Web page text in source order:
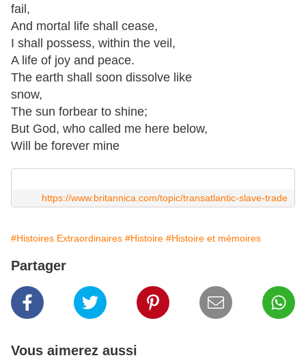
fail,
And mortal life shall cease,
I shall possess, within the veil,
A life of joy and peace.
The earth shall soon dissolve like
snow,
The sun forbear to shine;
But God, who called me here below,
Will be forever mine
https://www.britannica.com/topic/transatlantic-slave-trade
#Histoires Extraordinaires #Histoire #Histoire et mémoires
Partager
Vous aimerez aussi